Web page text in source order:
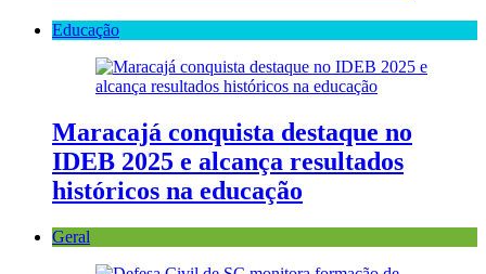
Educação
Maracajá conquista destaque no
IDEB 2025 e alcança resultados
históricos na educação
Geral